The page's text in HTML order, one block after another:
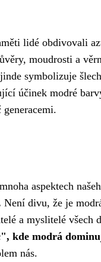
lidé obdivovali
moudrosti a
symbolizuje
účinek modré
aspektech
Není divu, že je
a myslitelé všech
kde modrá
nás.